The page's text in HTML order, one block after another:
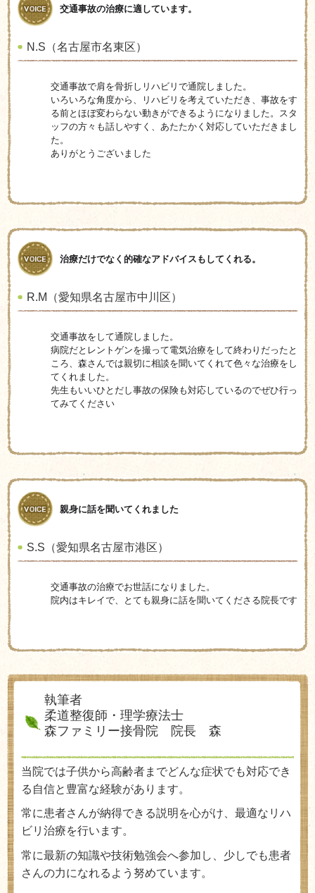
交通事故の治療に適しています。
N.S（名古屋市名東区）
交通事故で肩を骨折しリハビリで通院しました。
いろいろな角度から、リハビリを考えていただき、事故をす
る前とほぼ変わらない動きができるようになりました。スタ
ッフの方々も話しやすく、あたたかく対応していただきまし
た。
ありがとうございました
治療だけでなく的確なアドバイスもしてくれる。
R.M（愛知県名古屋市中川区）
交通事故をして通院しました。
病院だとレントゲンを撮って電気治療をして終わりだったと
ころ、森さんでは親切に相談を聞いてくれて色々な治療をし
てくれました。
先生もいいひとだし事故の保険も対応しているのでぜひ行っ
てみてください
親身に話を聞いてくれました
S.S（愛知県名古屋市港区）
交通事故の治療でお世話になりました。
院内はキレイで、とても親身に話を聞いてくださる院長です
執筆者
柔道整復師・理学療法士
森ファミリー接骨院 院長 森
当院では子供から高齢者までどんな症状でも対応でき
る自信と豊富な経験があります。
常に患者さんが納得できる説明を心がけ、最適なリハ
ビリ治療を行います。
常に最新の知識や技術勉強会へ参加し、少しでも患者
さんの力になれるよう努めています。